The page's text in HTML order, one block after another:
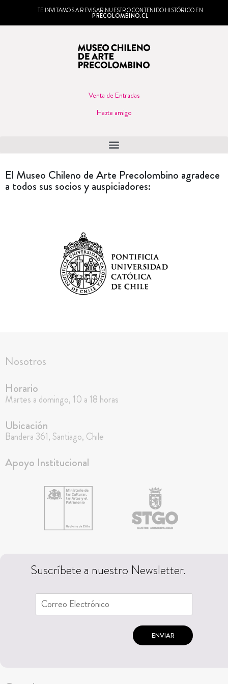
TE INVITAMOS A REVISAR NUESTRO CONTENIDO HISTÓRICO EN
PRECOLOMBINO.CL
Venta de Entradas
Hazte amigo
El Museo Chileno de Arte Precolombino agradece
a todos sus socios y auspiciadores:
Nosotros
Horario
Martes a domingo, 10 a 18 horas
Ubicación
Bandera 361, Santiago, Chile
Apoyo Institucional
Suscríbete a nuestro Newsletter.
ENVIAR